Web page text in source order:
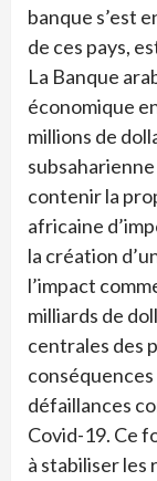
banque s’est
de ces pays,
La Banque
économique
millions de
contenir la
africaine
la création
l’impact
milliards de
centrales des
défaillances
Covid-19. Ce
à stabiliser les